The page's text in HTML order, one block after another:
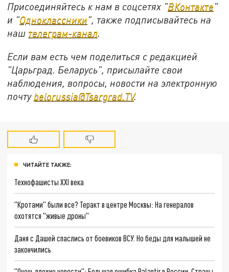
Присоединяйтесь к нам в соцсетях "ВКонтакте"
и "Одноклассники", также подписывайтесь на
наш телеграм-канал.
Если вам есть чем поделиться с редакцией
"Царьград. Беларусь", присылайте свои
наблюдения, вопросы, новости на электронную
почту belorussia@Tsargrad.TV.
ЧИТАЙТЕ ТАКЖЕ:
Технофашисты XXI века
"Кротами" были все? Теракт в центре Москвы: На генералов
охотятся "живые дроны"
Даня с Дашей спаслись от боевиков ВСУ. Но беды для малышей не
закончились